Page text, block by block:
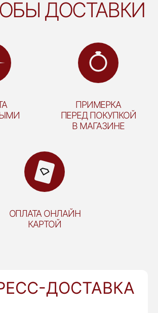
ДОСТАВКИ
ПРИМЕРКА
ПЕРЕД ПОКУПКОЙ
В МАГАЗИНЕ
ОПЛАТА ОНЛАЙН
КАРТОЙ
ДОСТАВКА